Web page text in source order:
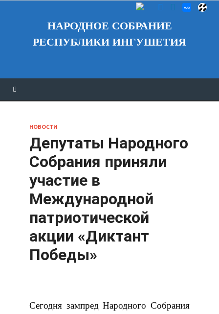
НАРОДНОЕ СОБРАНИЕ
РЕСПУБЛИКИ ИНГУШЕТИЯ
НОВОСТИ
Депутаты Народного
Собрания приняли
участие в
Международной
патриотической
акции «Диктант
Победы»
Сегодня зампред Народного Собрания